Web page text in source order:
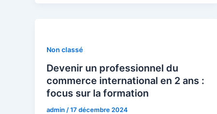
Non classé
Devenir un professionnel du
commerce international en 2 ans :
focus sur la formation
admin /17 décembre 2024